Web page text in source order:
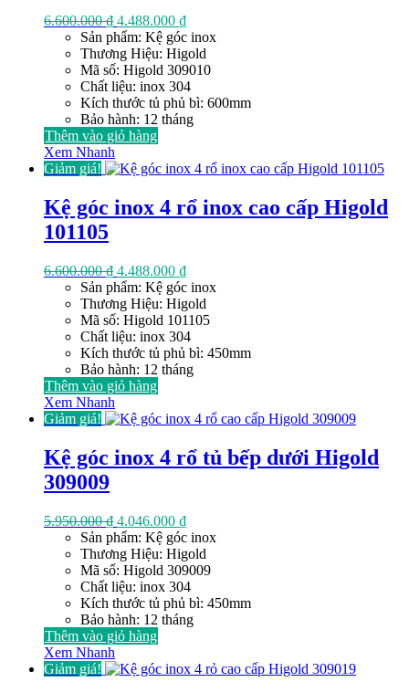
6.600.000₫ Giá
gốc
là:
6.600.000 ₫.
4.488.000 ₫Giá
hiện
tại
là:
4.488.000 ₫.
Sản phẩm: Kệ góc inox
Thương Hiệu: Higold
Mã số: Higold 309010
Chất liệu: inox 304
Kích thước tủ phủ bì: 600mm
Bảo hành: 12 tháng
Thêm vào giỏ hàng
Xem Nhanh
Giảm giá!
Kệ góc inox 4 rổ inox cao cấp Higold
101105
6.600.000₫ Giá
gốc
là:
6.600.000 ₫.
4.488.000 ₫Giá
hiện
tại
là:
4.488.000 ₫.
Sản phẩm: Kệ góc inox
Thương Hiệu: Higold
Mã số: Higold 101105
Chất liệu: inox 304
Kích thước tủ phủ bì: 450mm
Bảo hành: 12 tháng
Thêm vào giỏ hàng
Xem Nhanh
Giảm giá!
Kệ góc inox 4 rổ tủ bếp dưới Higold
309009
5.950.000₫ Giá
gốc
là:
5.950.000 ₫.
4.046.000 ₫Giá
hiện
tại
là:
4.046.000 ₫.
Sản phẩm: Kệ góc inox
Thương Hiệu: Higold
Mã số: Higold 309009
Chất liệu: inox 304
Kích thước tủ phủ bì: 450mm
Bảo hành: 12 tháng
Thêm vào giỏ hàng
Xem Nhanh
Giảm giá!